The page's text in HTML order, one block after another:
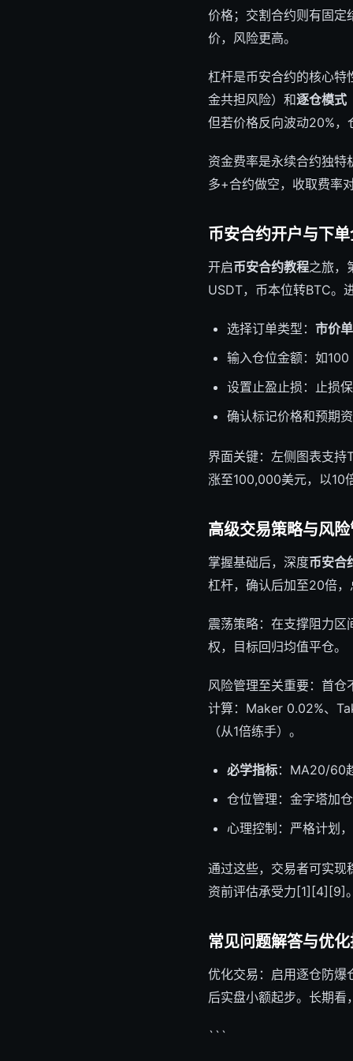
价格；交割合约则有固定
价，风险更高。
杠杆是币安合约的核心特
金共担风险）和逐仓模式
但若价格反向波动20%，
资金费率是永续合约独
多+合约做空，收取费率
币安合约开户与下
开启币安合约教程之旅，
USDT，币本位转BTC。
选择订单类型： 市价单
输入仓位金额：如
设置止盈止损：止损
确认标记价格和预期
界面关键：左侧图表支
涨至100,000美元，以10
高级交易策略与风
掌握基础后，深度币安合
杠杆，确认后加至20倍
震荡策略：在支撑阻力
权，目标回归均值平仓。
风险管理至关重要：首仓
计算：Maker 0.02%、
（从1倍练手）。
必学指标：MA20/60
仓位管理：金字塔加
心理控制：严格计划
通过这些，交易者可实
资前评估承受力[1][4][9]
常见问题解答与优
优化交易：启用逐仓防爆
后实盘小额起步。长期
```